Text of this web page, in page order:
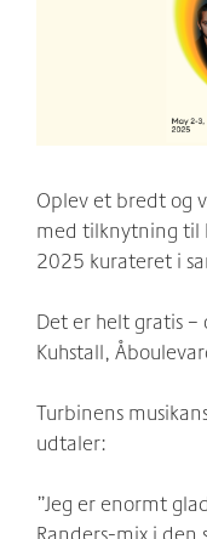
net:vaerket og
Møder/
Historien om
Spillestedet
Grønnere tiltag
Oplev et bredt og
med tilknytning til
2025 kurateret i
Det er helt gratis
Kuhstall,
Turbinens
udtaler:
”Jeg er enormt